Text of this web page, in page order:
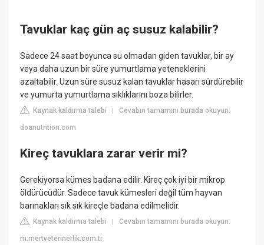
Tavuklar kaç gün aç susuz kalabilir?
Sadece 24 saat boyunca su olmadan giden tavuklar, bir ay
veya daha uzun bir süre yumurtlama yeteneklerini
azaltabilir. Uzun süre susuz kalan tavuklar hasarı sürdürebilir
ve yumurta yumurtlama sıklıklarını boza bilirler.
Kaynak kaldırma talebi |Cevabın tamamını burada okuyun:
doanutrition.com
Kireç tavuklara zarar verir mi?
Gerekiyorsa kümes badana edilir. Kireç çok iyi bir mikrop
öldürücüdür. Sadece tavuk kümesleri değil tüm hayvan
barınakları sık sık kireçle badana edilmelidir.
Kaynak kaldırma talebi |Cevabın tamamını burada okuyun:
m.mertveterinerlik.com.tr